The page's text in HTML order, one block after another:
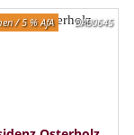
DA00645
/ 5 % AfA